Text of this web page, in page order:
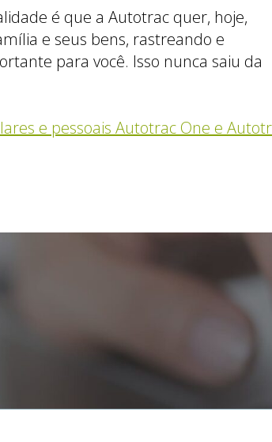
é que a Autotrac quer, hoje,
e seus bens, rastreando e
para você. Isso nunca saiu da
e pessoais Autotrac One e